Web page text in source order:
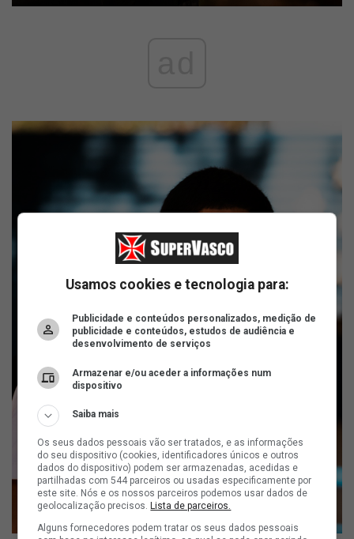
Usamos cookies e tecnologia para:
Publicidade e conteúdos personalizados, medição de
publicidade e conteúdos, estudos de audiência e
desenvolvimento de serviços
Armazenar e/ou aceder a informações num
dispositivo
Saiba mais
Os seus dados pessoais vão ser tratados, e as informações
do seu dispositivo (cookies, identificadores únicos e outros
dados do dispositivo) podem ser armazenadas, acedidas e
partilhadas com 544 parceiros ou usadas especificamente por
este site. Nós e os nossos parceiros podemos usar dados de
geolocalização precisos. Lista de parceiros.
Alguns fornecedores podem tratar os seus dados pessoais